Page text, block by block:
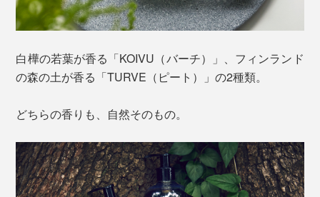
白樺の若葉が香る「KOIVU（バーチ）」、フィンランド
の森の土が香る「TURVE（ピート）」の2種類。
どちらの香りも、自然そのもの。